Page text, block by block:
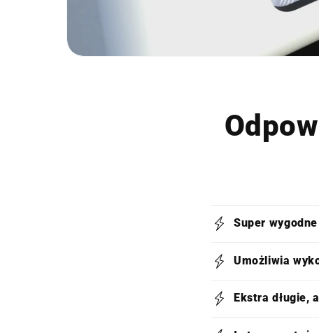
Super wygodne
Umożliwia
Ekstra długie,